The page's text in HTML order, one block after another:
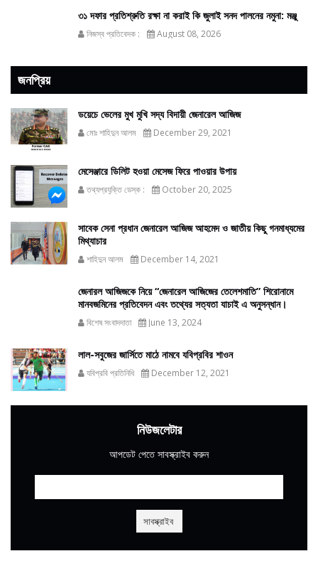
৩১ দফার প্রতিশ্রুতি রক্ষা না করাই কি জুলাই সনদ পালনের নমুনা: মঞ্জু
নিজস্ব প্রতিবেদক : August 08, 2026
জনপ্রিয়
ডয়েচে ভেলের মুখ মুখি সদ্য বিদায়ী জেনারেল আজিজ
মোঃ শাহিদুন আলম December 29, 2021
মেসেঞ্জারে ডিলিট হওয়া মেসেজ ফিরে পাওয়ার উপায়
তথ্যপ্রযুক্তি ডেস্ক : October 20, 2025
সাবেক সেনা প্রধান জেনারেল আজিজ আহমেদ ও জাতীয় কিছু গনমাধ্যমের
মিথ্যাচার
শাহিদুন আলম December 14, 2021
জেনারল আজিজকে নিয়ে “জেনারেল আজিজের তেলেশমাতি” শিরোনামে
মানবজমিনের প্রতিবেদন এবং তথ্যের সত্যতা যাচাই এ অনুসন্ধান।
বিশেষ সংবাদদাতা June 13, 2024
লাল-সবুজের জার্সিতে মাঠে নামবে যবিপ্রবির শাওন
যবিপ্রবি প্রতিনিধি December 12, 2021
নিউজলেটার
আপডেট পেতে সাবস্ক্রাইব করুন